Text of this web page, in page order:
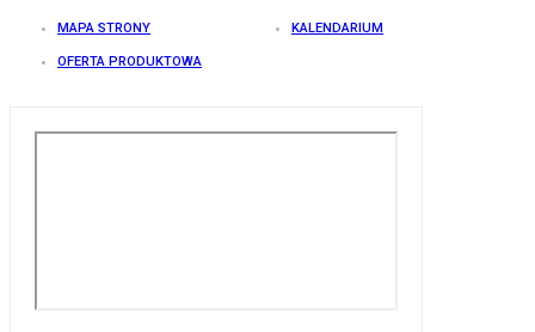
MAPA STRONY KALENDARIUM
OFERTA PRODUKTOWA